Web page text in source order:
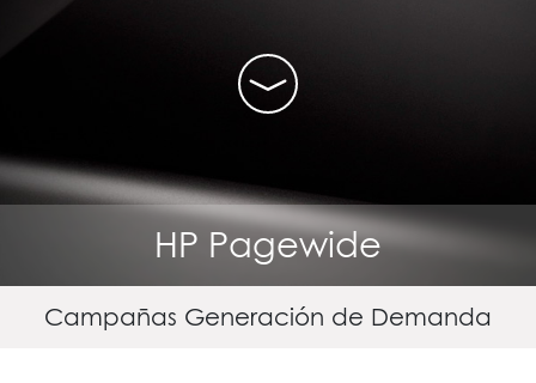
HP Pagewide
Campañas Generación de Demanda